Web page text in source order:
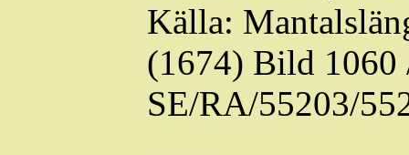
Källa:
(1674) Bild
SE/RA/55203/